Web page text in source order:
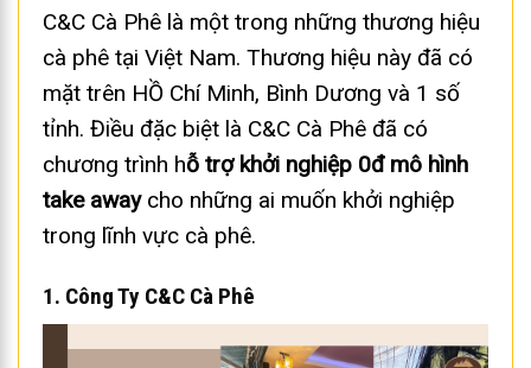
C&C Cà Phê là một trong những thương hiệu
cà phê tại Việt Nam. Thương hiệu này đã có
mặt trên HỒ Chí Minh, Bình Dương và 1 số
tỉnh. Điều đặc biệt là C&C Cà Phê đã có
chương trình hỗ trợ khởi nghiệp 0đ mô hình
take awaycho những ai muốn khởi nghiệp
trong lĩnh vực cà phê.
1. Công Ty C&C Cà Phê